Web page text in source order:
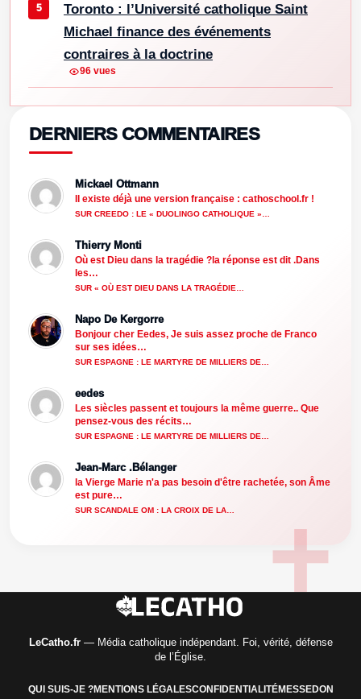
Toronto : l’Université catholique Saint
Michael finance des événements
contraires à la doctrine
96 vues
DERNIERS COMMENTAIRES
Mickael Ottmann
Il existe déjà une version française : cathoschool.fr !
SUR CREEDO : LE « DUOLINGO CATHOLIQUE »…
Thierry Monti
Où est Dieu dans la tragédie ?la réponse est dit .Dans
les…
SUR « OÙ EST DIEU DANS LA TRAGÉDIE…
Napo De Kergorre
Bonjour cher Eedes, Je suis assez proche de Franco
sur ses idées…
SUR ESPAGNE : LE MARTYRE DE MILLIERS DE…
eedes
Les siècles passent et toujours la même guerre.. Que
pensez-vous des récits…
SUR ESPAGNE : LE MARTYRE DE MILLIERS DE…
Jean-Marc .Bélanger
la Vierge Marie n'a pas besoin d'être rachetée, son Âme
est pure…
SUR SCANDALE OM : LA CROIX DE LA…
LeCatho.fr— Média catholique indépendant. Foi, vérité, défense
de l’Église.
QUI SUIS-JE ?MENTIONS LÉGALESCONFIDENTIALITÉMESSEDON